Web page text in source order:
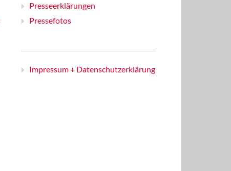
Presseerklärungen
Pressefotos
Impressum + Datenschutzerklärung